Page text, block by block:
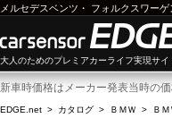
メルセデスベンツ ・ フォルクスワーゲ
大人のためのプレミアカーライフ実現サ
新車時価格はメーカー発表当時の
EDGE.net > カタログ > ＢＭＷ > Ｂ